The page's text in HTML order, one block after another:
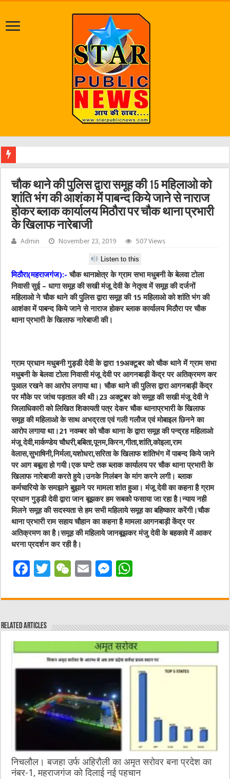
चौक थाने की पुलिस द्वारा समूह की 15 महिलाओ को
शांति भंग की आशंका में पाबन्द किये जाने से नाराज
होकर ब्लाक कार्यालय मिठौरा पर चौक थाना प्रभारी
के खिलाफ नारेबाजी
Admin November 23, 2019 507 Views
Listen to this
मिठौरा(महराजगंज):- चौक थानाक्षेत्र के ग्राम सभा मधुबनी के बेलवा टोला
निवासी सुई – धागा समूह की सखी मंजू देवी के नेतृत्व में समूह की दर्जनों
महिलाओ ने चौक थाने की पुलिस द्वारा समूह की 15 महिलाओ को शांति भंग की
आशंका में पाबन्द किये जाने से नाराज होकर ब्लाक कार्यालय मिठौरा पर चौक
थाना प्रभारी के खिलाफ नारेबाजी की।
ग्राम प्रधान मधुबनी गुड्डी देवी के द्वारा 19अक्टूबर को चौक थाने में ग्राम सभा
मधुबनी के बेलवा टोला निवासी मंजू देवी पर आगनबाड़ी केंद्र पर अतिक्रमण कर
पुआल रखने का आरोप लगाया था। चौक थाने की पुलिस द्वारा आगनबाड़ी केंद्र
पर मौके पर जांच पड़ताल की थी।23 अक्टूबर को समूह की सखी मंजू देवी ने
जिलाधिकारी को लिखित शिकायती पत्र देकर चौक थानाप्रभारी के खिलाफ
समूह की महिलाओ के साथ अभद्रता एवं गली गलौज एवं मोबाइल छिनने का
आरोप लगाया था।21 नवम्बर को चौक थाना के द्वारा समूह की पन्द्रह महिलाओ
मंजू देवी,मार्कण्डेय चौधरी,बबिता,पूनम,किरन,गीता,शांति,कोइला,राम
वेलास,सुभाषिनी,निर्मला,यशोधरा,सरिता के खिलाफ शांतिभंग में पाबन्द किये जाने
पर आग बबूला हो गयी।एक घण्टे तक ब्लाक कार्यालय पर चौक थाना प्रभारी के
खिलाफ नारेबाजी करते हुये।उनके निलंबन के मांग करने लगी। ब्लाक
कर्मचारियो के समझाने बुझाने पर मामला शांत हुआ। मंजू देवी का कहना है ग्राम
प्रधान गुड्डी देवी द्वारा जान बूझकर हम सबको फसाया जा रहा है।न्याय नही
मिलने समूह की सदस्यता से हम सभी महिलाये समूह का बहिष्कार करेंगी।चौक
थाना प्रभारी राम सहाय चौहान का कहना है मामला आगनबाड़ी केंद्र पर
अतिक्रमण का है।समूह की महिलाये जानबूझकर मंजु देवी के बहकावे में आकर
धरना प्रदर्शन कर रही है।
F
c
e
b
o
o
T
it
r
W
C
at
E
ai
M
ss
n
g
er
at
A
p
p
Related Articles
निचलौल। बजहा उर्फ अहिरौली का अमृत सरोवर बना प्रदेश का
नंबर-1, महराजगंज को दिलाई नई पहचान